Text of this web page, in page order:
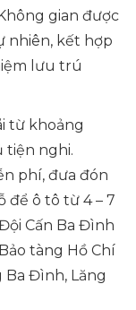
gian được
nhiên, kết hợp
lưu trú
từ khoảng
tiện nghi.
phí, đưa đón
để ô tô từ 4 – 7
Cấn Ba Đình
tàng Hồ Chí
Ba Đình, Lăng